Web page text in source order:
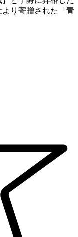
り寄贈された「青